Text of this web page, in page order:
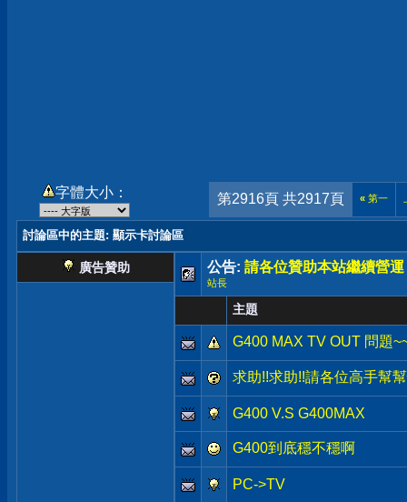
字體大小： 第2916頁 共2917頁 «第一
討論區中的主題: 顯示卡討論區
廣告贊助 公告: 請各位贊助本站繼續營運
站長
主題
G400 MAX TV OUT 問題
求助!!求助!!請各位高手幫
G400 V.S G400MAX
G400到底穩不穩啊
PC->TV